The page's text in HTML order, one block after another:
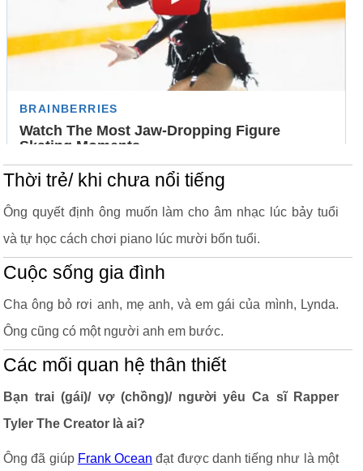
Thời trẻ/ khi chưa nổi tiếng
Ông quyết định ông muốn làm cho âm nhạc lúc bảy tuổi
và tự học cách chơi piano lúc mười bốn tuổi.
Cuộc sống gia đình
Cha ông bỏ rơi anh, mẹ anh, và em gái của mình, Lynda.
Ông cũng có một người anh em bước.
Các mối quan hệ thân thiết
Bạn trai (gái)/ vợ (chồng)/ người yêu Ca sĩ Rapper
Tyler The Creator là ai?
Ông đã giúp Frank Ocean đạt được danh tiếng như là một